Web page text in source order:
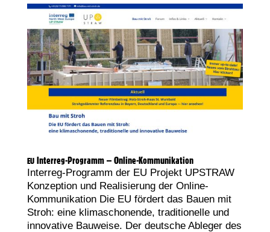
EUInterreg-Programm – Online-Kommunikation
Interreg-Programm der EU Projekt UPSTRAW
Konzeption und Realisierung der Online-
Kommunikation Die EU fördert das Bauen mit
Stroh: eine klimaschonende, traditionelle und
innovative Bauweise. Der deutsche Ableger des